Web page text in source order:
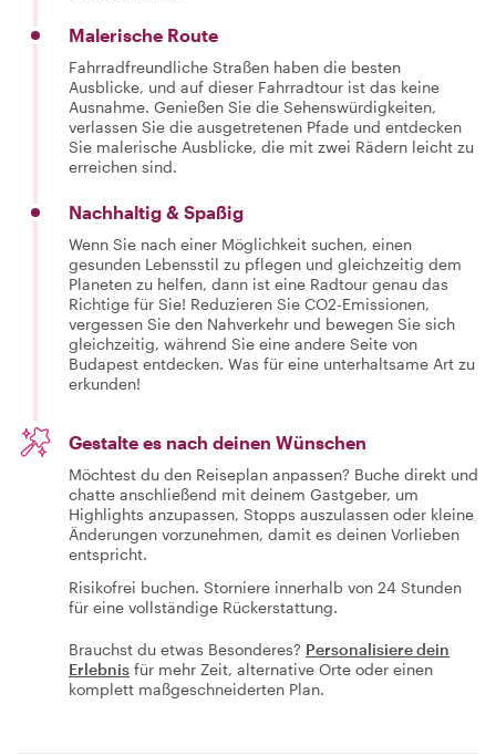
Malerische Route
Fahrradfreundliche Straßen haben die besten
Ausblicke, und auf dieser Fahrradtour ist das keine
Ausnahme. Genießen Sie die Sehenswürdigkeiten,
verlassen Sie die ausgetretenen Pfade und entdecken
Sie malerische Ausblicke, die mit zwei Rädern leicht zu
erreichen sind.
Nachhaltig & Spaßig
Wenn Sie nach einer Möglichkeit suchen, einen
gesunden Lebensstil zu pflegen und gleichzeitig dem
Planeten zu helfen, dann ist eine Radtour genau das
Richtige für Sie! Reduzieren Sie CO2-Emissionen,
vergessen Sie den Nahverkehr und bewegen Sie sich
gleichzeitig, während Sie eine andere Seite von
Budapest entdecken. Was für eine unterhaltsame Art zu
erkunden!
Gestalte es nach deinen Wünschen
Möchtest du den Reiseplan anpassen? Buche direkt und
chatte anschließend mit deinem Gastgeber, um
Highlights anzupassen, Stopps auszulassen oder kleine
Änderungen vorzunehmen, damit es deinen Vorlieben
entspricht.
Risikofrei buchen. Storniere innerhalb von 24 Stunden
für eine vollständige Rückerstattung.
Brauchst du etwas Besonderes? Personalisiere dein
Erlebnis für mehr Zeit, alternative Orte oder einen
komplett maßgeschneiderten Plan.